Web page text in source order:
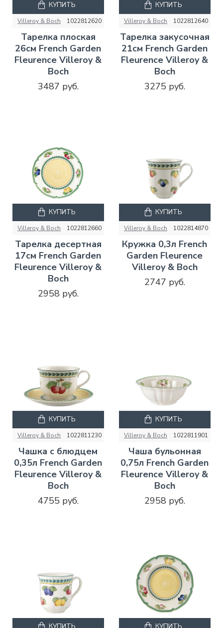
Villeroy & Boch 1022812620
Тарелка плоская
26см French Garden
Fleurence Villeroy &
Boch
3487 руб.
КУПИТЬ
Villeroy & Boch 1022812640
Тарелка закусочная
21см French Garden
Fleurence Villeroy &
Boch
3275 руб.
КУПИТЬ
Villeroy & Boch 1022812660
Тарелка десертная
17см French Garden
Fleurence Villeroy &
Boch
2958 руб.
КУПИТЬ
Villeroy & Boch 1022814870
Кружка 0,3л French
Garden Fleurence
Villeroy & Boch
2747 руб.
КУПИТЬ
Villeroy & Boch 1022811230
Чашка с блюдцем
0,35л French Garden
Fleurence Villeroy &
Boch
4755 руб.
КУПИТЬ
Villeroy & Boch 1022811901
Чаша бульонная
0,75л French Garden
Fleurence Villeroy &
Boch
2958 руб.
КУПИТЬ